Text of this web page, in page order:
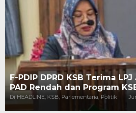
F-PDIP DPRD KSB Terima
PAD Rendah dan Program
Di HEADLINE, KSB, Parlementaria, Politik |